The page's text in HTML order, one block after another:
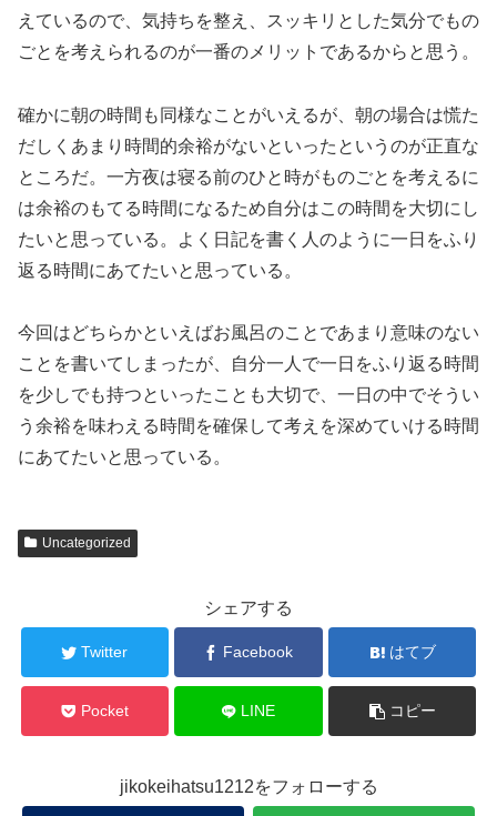
えているので、気持ちを整え、スッキリとした気分でもの
ごとを考えられるのが一番のメリットであるからと思う。
確かに朝の時間も同様なことがいえるが、朝の場合は慌た
だしくあまり時間的余裕がないといったというのが正直な
ところだ。一方夜は寝る前のひと時がものごとを考えるに
は余裕のもてる時間になるため自分はこの時間を大切にし
たいと思っている。よく日記を書く人のように一日をふり
返る時間にあてたいと思っている。
今回はどちらかといえばお風呂のことであまり意味のない
ことを書いてしまったが、自分一人で一日をふり返る時間
を少しでも持つといったことも大切で、一日の中でそうい
う余裕を味わえる時間を確保して考えを深めていける時間
にあてたいと思っている。
Uncategorized
シェアする
Twitter Facebook はてブ
Pocket LINE コピー
jikokeihatsu1212をフォローする